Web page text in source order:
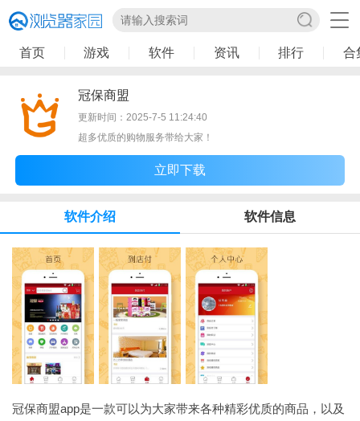
首页 游戏 软件 资讯 排行 合
冠保商盟
更新时间：2025-7-5 11:24:40
超多优质的购物服务带给大家！
立即下载
软件介绍 软件信息
冠保商盟app是一款可以为大家带来各种精彩优质的商品，以及